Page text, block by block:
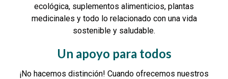
ecológica, suplementos alimenticios, plantas
medicinales y todo lo relacionado con una vida
sostenible y saludable.
Un apoyo para todos
¡No hacemos distinción! Cuando ofrecemos nuestros